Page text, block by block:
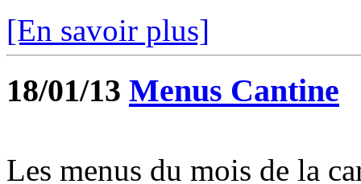
[En savoir plus]
18/01/13 Menus Cantine
Les menus du mois de la